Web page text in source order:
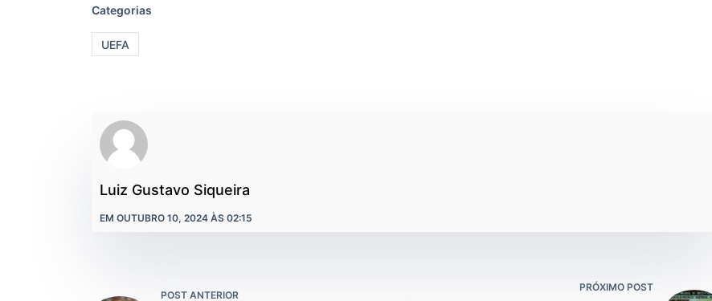
Categorias
UEFA
Luiz Gustavo Siqueira
EM OUTUBRO 10, 2024 ÀS 02:15
POST ANTERIOR
PRÓXIMO POST